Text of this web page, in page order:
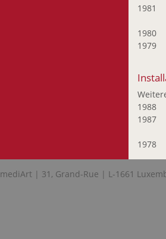
1981
1980
1979
1988
1987
1978
mediArt | 31, Grand-Rue | L-1661